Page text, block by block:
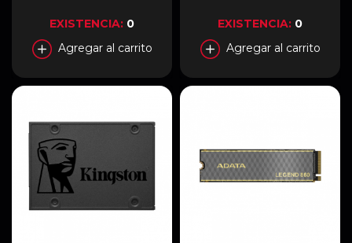
EXISTENCIA: 0
Agregar al carrito
EXISTENCIA: 0
Agregar al carrito